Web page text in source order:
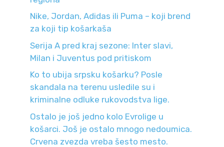
Nike, Jordan, Adidas ili Puma – koji brend
za koji tip košarkaša
Serija A pred kraj sezone: Inter slavi,
Milan i Juventus pod pritiskom
Ko to ubija srpsku košarku? Posle
skandala na terenu usledile su i
kriminalne odluke rukovodstva lige.
Ostalo je još jedno kolo Evrolige u
košarci. Još je ostalo mnogo nedoumica.
Crvena zvezda vreba šesto mesto.